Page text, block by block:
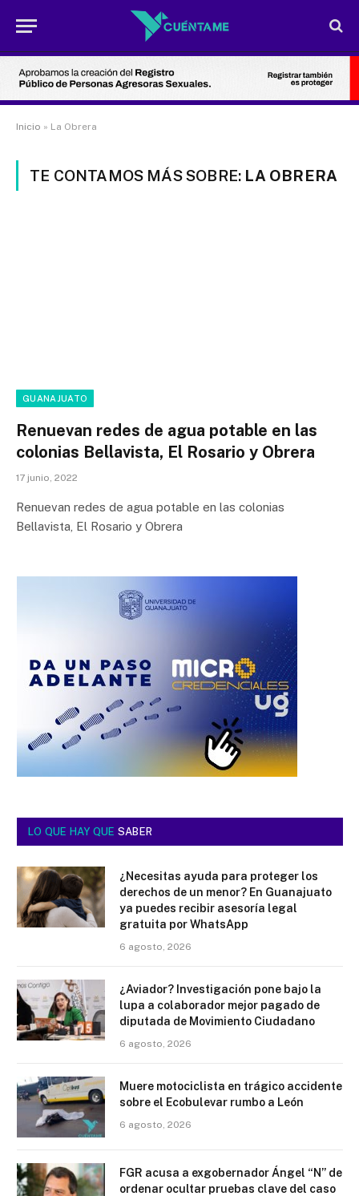
Inicio » La Obrera
TE CONTAMOS MÁS SOBRE: LA OBRERA
GUANAJUATO
Renuevan redes de agua potable en las
colonias Bellavista, El Rosario y Obrera
17 junio, 2022
Renuevan redes de agua potable en las colonias
Bellavista, El Rosario y Obrera
LO QUE HAY QUE SABER
¿Necesitas ayuda para proteger los
derechos de un menor? En Guanajuato
ya puedes recibir asesoría legal
gratuita por WhatsApp
6 agosto, 2026
¿Aviador? Investigación pone bajo la
lupa a colaborador mejor pagado de
diputada de Movimiento Ciudadano
6 agosto, 2026
Muere motociclista en trágico accidente
sobre el Ecobulevar rumbo a León
6 agosto, 2026
FGR acusa a exgobernador Ángel “N” de
ordenar ocultar pruebas clave del caso